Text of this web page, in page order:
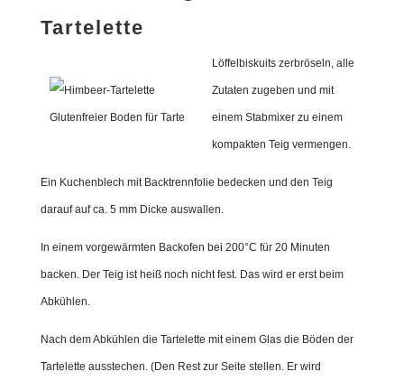
Tartelette
Löffelbiskuits zerbröseln, alle
Zutaten zugeben und mit
einem Stabmixer zu einem
kompakten Teig vermengen.
Ein Kuchenblech mit Backtrennfolie bedecken und den Teig
darauf auf ca. 5 mm Dicke auswallen.
In einem vorgewärmten Backofen bei 200°C für 20 Minuten
backen. Der Teig ist heiß noch nicht fest. Das wird er erst beim
Abkühlen.
Nach dem Abkühlen die Tartelette mit einem Glas die Böden der
Tartelette ausstechen. (Den Rest zur Seite stellen. Er wird